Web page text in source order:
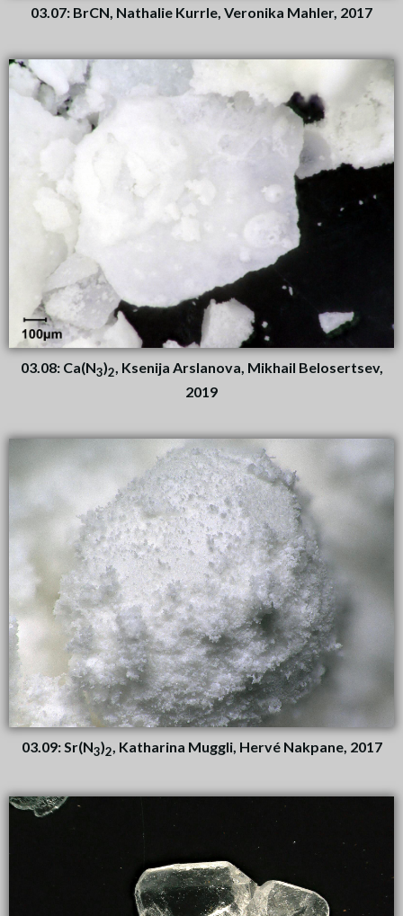
03.07: BrCN, Nathalie Kurrle, Veronika Mahler, 2017
03.08: Ca(N3)2, Ksenija Arslanova, Mikhail Belosertsev,
2019
03.09: Sr(N3)2, Katharina Muggli, Hervé Nakpane, 2017